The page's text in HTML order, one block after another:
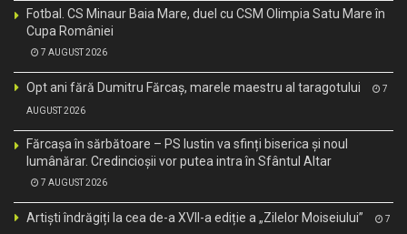
Fotbal. CS Minaur Baia Mare, duel cu CSM Olimpia Satu Mare în
Cupa României
7 AUGUST 2026
Opt ani fără Dumitru Fărcaș, marele maestru al taragotului 7
AUGUST 2026
Fărcașa în sărbătoare – PS Iustin va sfinți biserica și noul
lumânărar. Credincioșii vor putea intra în Sfântul Altar
7 AUGUST 2026
Artiști îndrăgiți la cea de-a XVII-a ediție a „Zilelor Moiseiului” 7